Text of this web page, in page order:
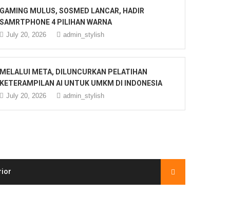
GAMING MULUS, SOSMED LANCAR, HADIR
SAMRTPHONE 4 PILIHAN WARNA
July 20, 2026 admin_stylish
MELALUI META, DILUNCURKAN PELATIHAN
KETERAMPILAN AI UNTUK UMKM DI INDONESIA
July 20, 2026 admin_stylish